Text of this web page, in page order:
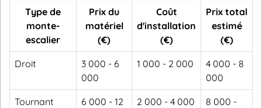
Type de
monte-
escalier
Prix du
matériel
(€)
Coût
d'installation
(€)
Prix total
estimé
(€)
Droit
3 000 - 6
000
1 000 - 2 000
4 000 - 8
000
Tournant
6 000 - 12
2 000 - 4 000
8 000 -